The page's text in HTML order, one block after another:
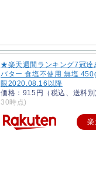
★楽天週間ランキング7冠
バター 食塩不使用 無塩
限2020.08.16以降
価格：915円（税込、送料
30時点)